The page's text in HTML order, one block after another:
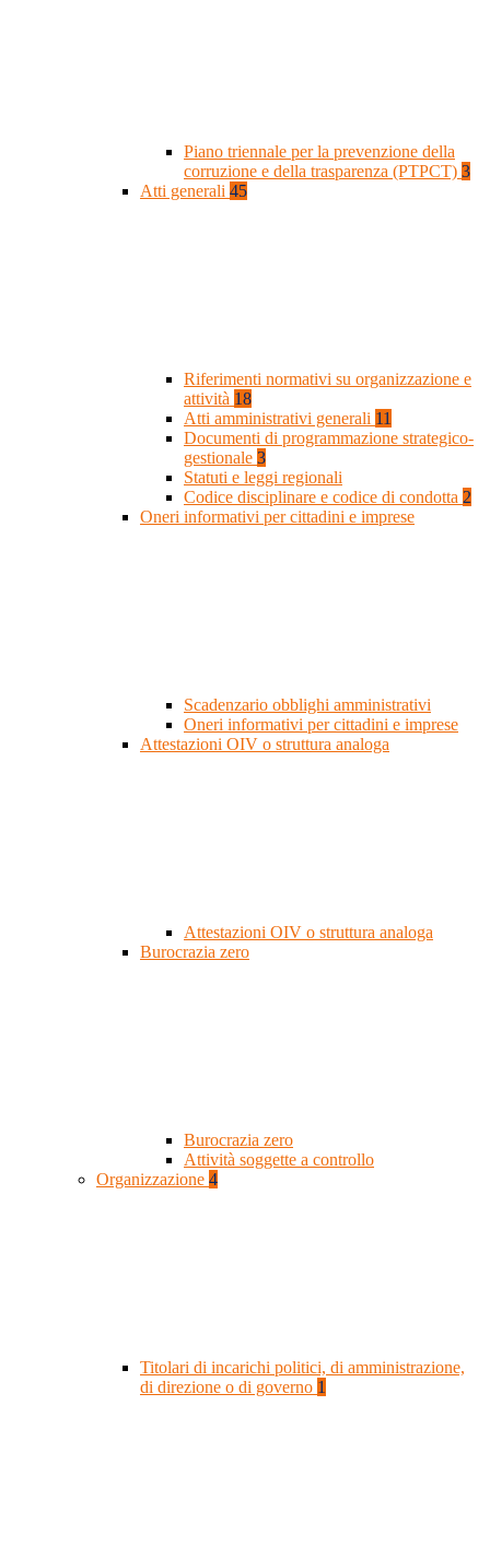
Piano triennale per la prevenzione della
corruzione e della trasparenza (PTPCT) 3
Atti generali 45
Riferimenti normativi su organizzazione e
attività 18
Atti amministrativi generali 11
Documenti di programmazione strategico-
gestionale 3
Statuti e leggi regionali
Codice disciplinare e codice di condotta 2
Oneri informativi per cittadini e imprese
Scadenzario obblighi amministrativi
Oneri informativi per cittadini e imprese
Attestazioni OIV o struttura analoga
Attestazioni OIV o struttura analoga
Burocrazia zero
Burocrazia zero
Attività soggette a controllo
Organizzazione 4
Titolari di incarichi politici, di amministrazione,
di direzione o di governo 1